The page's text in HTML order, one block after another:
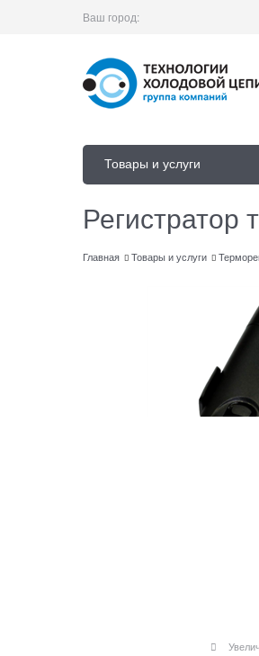
Ваш город:
Товары и услуги
Регистратор
Главная Товары и услуги